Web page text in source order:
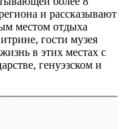
и рассказывают
местом отдыха
гости музея
в этих местах с
генуэзском и